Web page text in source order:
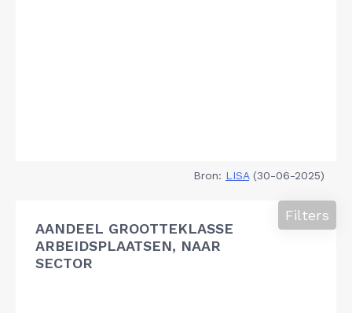
Bron: LISA(30-06-2025)
AANDEEL GROOTTEKLASSE
ARBEIDSPLAATSEN, NAAR
SECTOR
Filters